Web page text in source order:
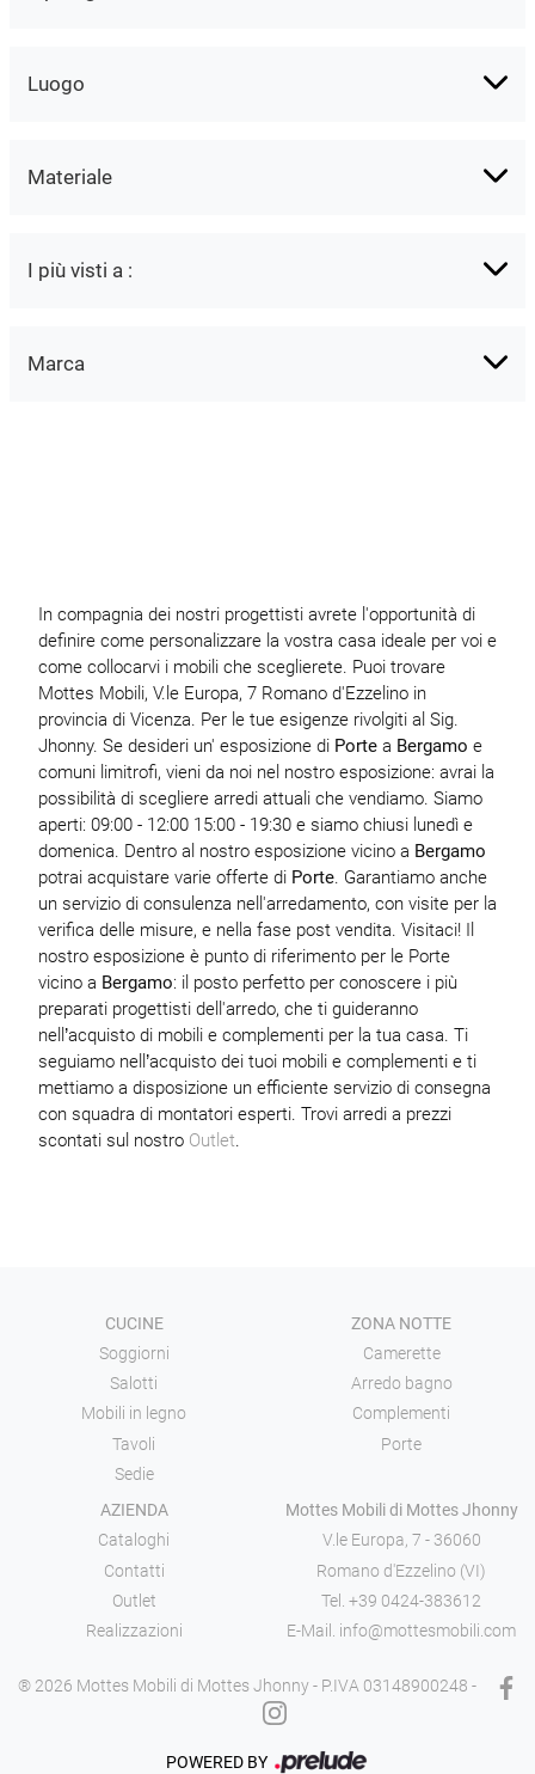
Luogo
Materiale
I più visti a :
Marca
In compagnia dei nostri progettisti avrete l'opportunità di
definire come personalizzare la vostra casa ideale per voi e
come collocarvi i mobili che sceglierete. Puoi trovare
Mottes Mobili, V.le Europa, 7 Romano d'Ezzelino in
provincia di Vicenza. Per le tue esigenze rivolgiti al Sig.
Jhonny. Se desideri un' esposizione di Portea Bergamo e
comuni limitrofi, vieni da noi nel nostro esposizione: avrai la
possibilità di scegliere arredi attuali che vendiamo. Siamo
aperti: 09:00 - 12:00 15:00 - 19:30 e siamo chiusi lunedì e
domenica. Dentro al nostro esposizione vicino a Bergamo
potrai acquistare varie offerte di Porte. Garantiamo anche
un servizio di consulenza nell'arredamento, con visite per la
verifica delle misure, e nella fase post vendita. Visitaci! Il
nostro esposizione è punto di riferimento per le Porte
vicino a Bergamo: il posto perfetto per conoscere i più
preparati progettisti dell'arredo, che ti guideranno
nell’acquisto di mobili e complementi per la tua casa. Ti
seguiamo nell’acquisto dei tuoi mobili e complementi e ti
mettiamo a disposizione un efficiente servizio di consegna
con squadra di montatori esperti. Trovi arredi a prezzi
scontati sul nostro Outlet.
CUCINE
Soggiorni
Salotti
Mobili in legno
Tavoli
Sedie
ZONA NOTTE
Camerette
Arredo bagno
Complementi
Porte
AZIENDA
Cataloghi
Contatti
Outlet
Realizzazioni
Mottes Mobili di Mottes Jhonny
V.le Europa, 7 - 36060
Romano d'Ezzelino (VI)
Tel. +39 0424-383612
E-Mail. info@mottesmobili.com
® 2026 Mottes Mobili di Mottes Jhonny - P.IVA 03148900248 -
POWERED BY